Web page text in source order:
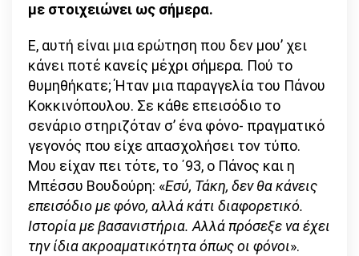
με στοιχειώνει ως σήμερα.
Ε, αυτή είναι μια ερώτηση που δεν μου’ χει
κάνει ποτέ κανείς μέχρι σήμερα. Πού το
θυμηθήκατε; Ήταν μια παραγγελία του Πάνου
Κοκκινόπουλου. Σε κάθε επεισόδιο το
σενάριο στηριζόταν σ’ ένα φόνο- πραγματικό
γεγονός που είχε απασχολήσει τον τύπο.
Μου είχαν πει τότε, το ΄93, ο Πάνος και η
Μπέσσυ Βουδούρη: «Εσύ, Τάκη, δεν θα κάνεις
επεισόδιο με φόνο, αλλά κάτι διαφορετικό.
Ιστορία με βασανιστήρια. Αλλά πρόσεξε να έχει
την ίδια ακροαματικότητα όπως οι φόνοι».